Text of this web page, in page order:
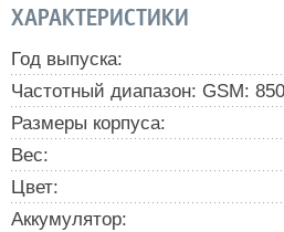
ХАРАКТЕРИСТИКИ
Год выпуска:
Частотный диапазон: GSM:
Размеры корпуса:
Вес:
Цвет:
Аккумулятор: